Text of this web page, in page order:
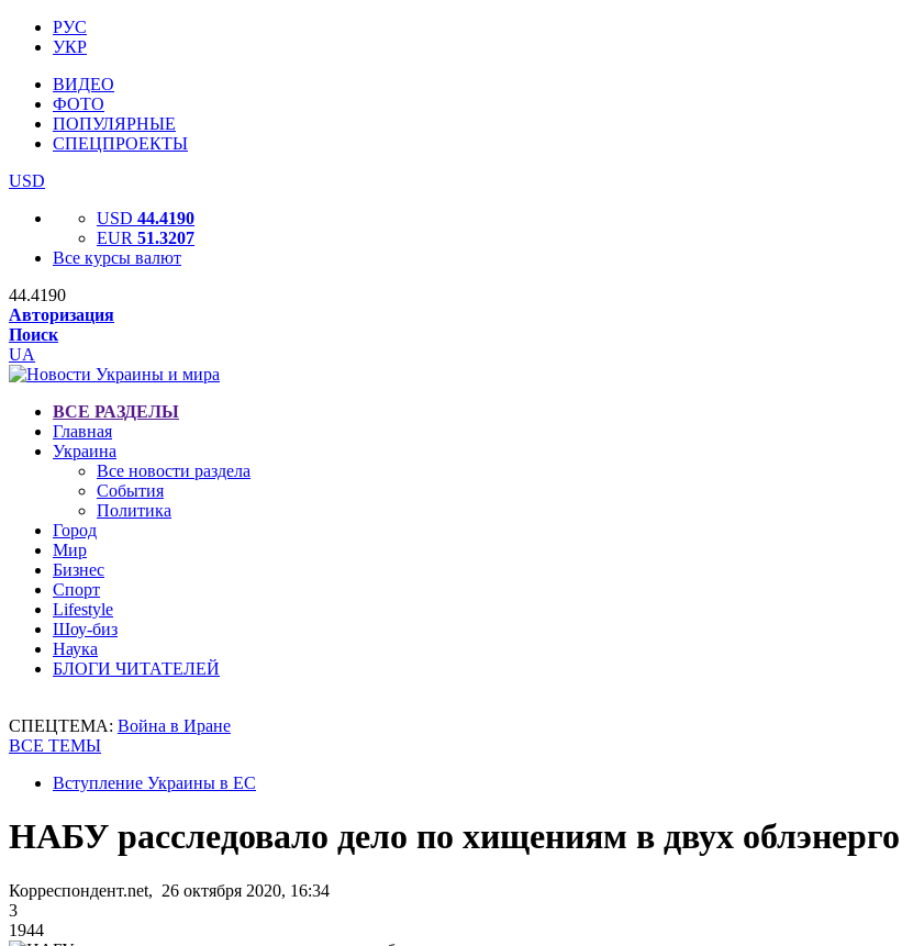
РУС
УКР
ВИДЕО
ФОТО
ПОПУЛЯРНЫЕ
СПЕЦПРОЕКТЫ
USD
USD 44.4190
EUR 51.3207
Все курсы валют
44.4190
Авторизация
Поиск
UA
ВСЕ РАЗДЕЛЫ
Главная
Украина
Все новости раздела
События
Политика
Город
Мир
Бизнес
Спорт
Lifestyle
Шоу-биз
Наука
БЛОГИ ЧИТАТЕЛЕЙ
СПЕЦТЕМА: Война в Иране
ВСЕ ТЕМЫ
Вступление Украины в ЕС
НАБУ расследовало дело по хищениям в двух облэнерго
Корреспондент.net, 26 октября 2020, 16:34
3
1944